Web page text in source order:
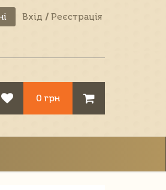
Вхід / Реєстрація
0 грн